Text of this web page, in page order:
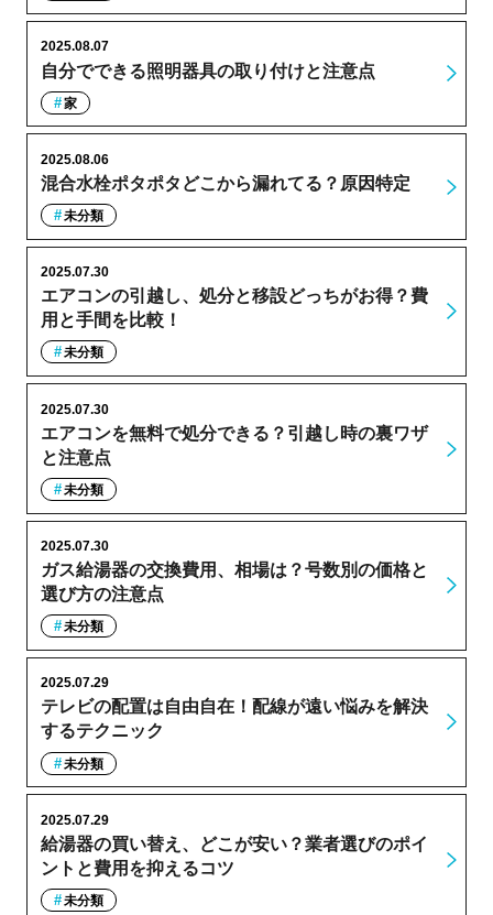
自分でできる照明器具の取り付けと注意点
2025.08.07
家
混合水栓ポタポタどこから漏れてる？原因特定
2025.08.06
未分類
エアコンの引越し、処分と移設どっちがお得？費
用と手間を比較！
2025.07.30
未分類
エアコンを無料で処分できる？引越し時の裏ワザ
と注意点
2025.07.30
未分類
ガス給湯器の交換費用、相場は？号数別の価格と
選び方の注意点
2025.07.30
未分類
テレビの配置は自由自在！配線が遠い悩みを解決
するテクニック
2025.07.29
未分類
給湯器の買い替え、どこが安い？業者選びのポイ
ントと費用を抑えるコツ
2025.07.29
未分類